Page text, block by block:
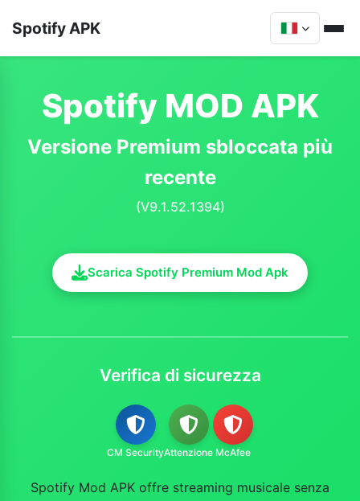
Spotify APK
Spotify MOD APK
Versione Premium sbloccata più
recente
(V9.1.52.1394)
Scarica Spotify Premium Mod Apk
Verifica di sicurezza
CM SecurityAttenzione McAfee
Spotify Mod APK offre streaming musicale senza